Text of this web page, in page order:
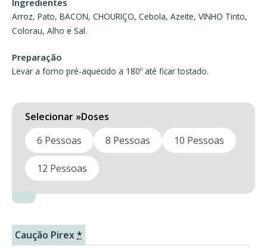
61,50 €
Ingredientes
Arroz, Pato, BACON, CHOURIÇO, Cebola, Azeite, VINHO Tinto,
Colorau, Alho e Sal.
Preparação
Levar a forno pré-aquecido a 180º até ficar tostado.
Doses
6 Pessoas
8 Pessoas 10 Pessoas
12 Pessoas
Caução Pirex*